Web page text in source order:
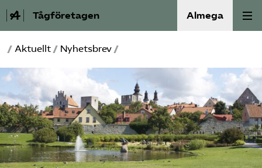
Tågföretagen Almega
Aktuellt
Reformagenda för järnvägen
Våra frågor
Aktiviteter
/ Aktuellt / Nyhetsbrev /